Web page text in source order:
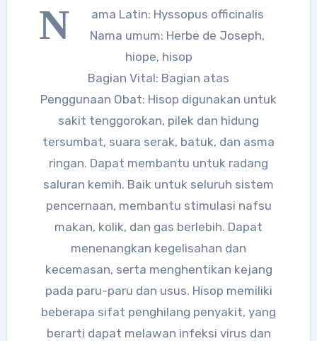
N
ama Latin: Hyssopus officinalis
Nama umum: Herbe de Joseph,
hiope, hisop
Bagian Vital: Bagian atas
Penggunaan Obat: Hisop digunakan untuk
sakit tenggorokan, pilek dan hidung
tersumbat, suara serak, batuk, dan asma
ringan. Dapat membantu untuk radang
saluran kemih. Baik untuk seluruh sistem
pencernaan, membantu stimulasi nafsu
makan, kolik, dan gas berlebih. Dapat
menenangkan kegelisahan dan
kecemasan, serta menghentikan kejang
pada paru-paru dan usus. Hisop memiliki
beberapa sifat penghilang penyakit, yang
berarti dapat melawan infeksi virus dan